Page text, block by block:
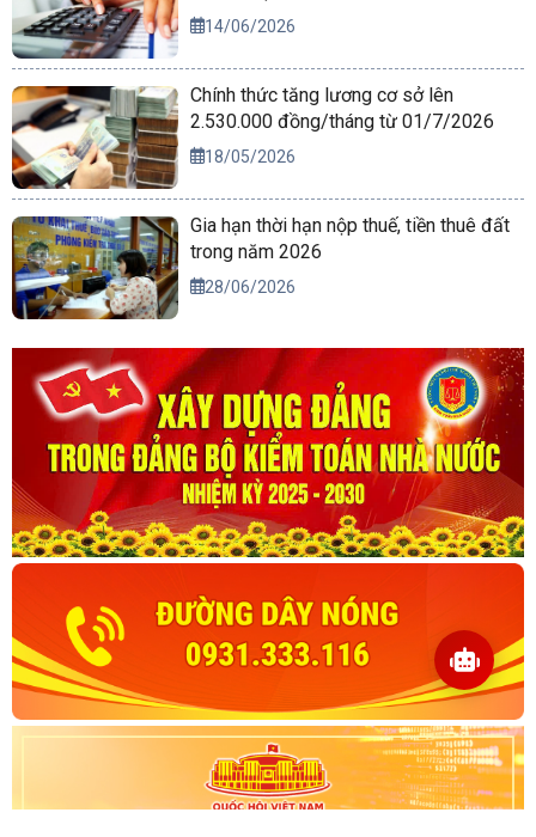
14/06/2026
Chính thức tăng lương cơ sở lên
2.530.000 đồng/tháng từ 01/7/2026
18/05/2026
Gia hạn thời hạn nộp thuế, tiền thuê đất
trong năm 2026
28/06/2026